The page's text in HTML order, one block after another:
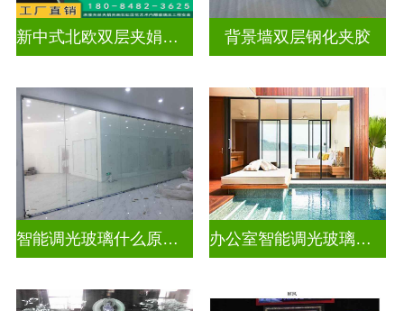
新中式北欧双层夹娟玻璃 背景墙双层钢化夹胶
智能调光玻璃什么原理好一点 办公室智能调光玻璃门图片